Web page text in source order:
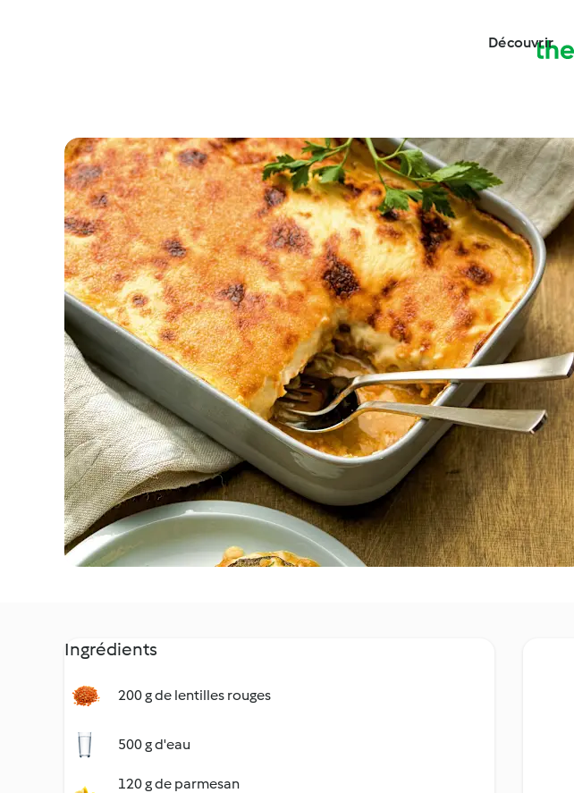
Découvrir
Ingrédients
200 g de lentilles rouges
500 g d'eau
120 g de parmesan